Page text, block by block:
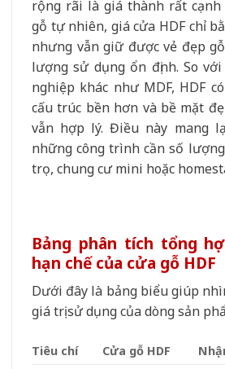
rộng rãi là giá thành rất cạnh
gỗ tự nhiên, giá cửa HDF chỉ
nhưng vẫn giữ được vẻ đẹp
lượng sử dụng ổn định. So
nghiệp khác như MDF, HDF
cấu trúc bền hơn và bề mặt
vẫn hợp lý. Điều này mang
những công trình cần số
trọ, chung cư mini hoặc
Bảng phân tích tổng
hạn chế của cửa gỗ HDF
Dưới đây là bảng biểu giúp
giá trị sử dụng của dòng sản
Tiêu chí Cửa gỗ HDF